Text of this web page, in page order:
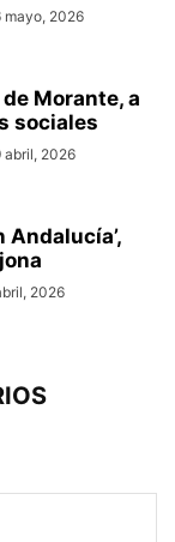
mayo, 2026
Morante, a
sociales
abril, 2026
Andalucía’,
2026